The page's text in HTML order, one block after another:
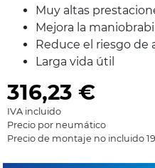
Muy altas
Mejora la
Reduce el riesgo de
Larga vida útil
316,23 €
IVA incluido
Precio por neumático
Precio de montaje no incluido